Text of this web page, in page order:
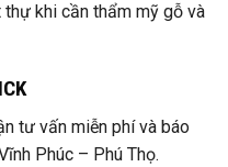
thự khi cần thẩm mỹ gỗ và
tư vấn miễn phí và báo
Phúc – Phú Thọ.